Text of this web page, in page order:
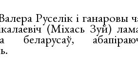
Руселік і ганаровы
(Міхась Зуй)